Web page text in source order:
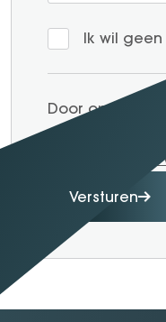
Ik wil
Door op
akkoord met
Algemene
Versturen